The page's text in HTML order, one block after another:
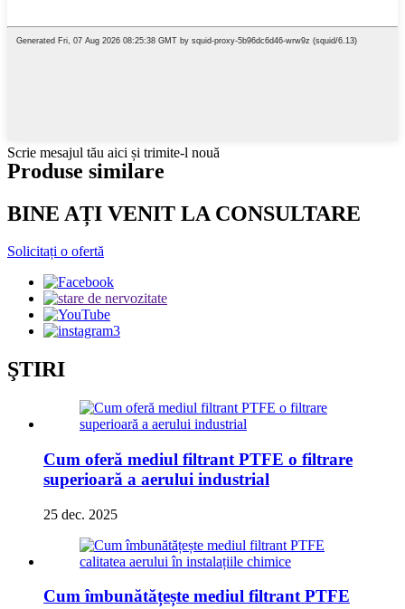
Scrie mesajul tău aici și trimite-l nouă
Produse similare
BINE AȚI VENIT LA CONSULTARE
Solicitați o ofertă
ŞTIRI
Cum oferă mediul filtrant PTFE o filtrare
superioară a aerului industrial
25 dec. 2025
Cum îmbunătățește mediul filtrant PTFE